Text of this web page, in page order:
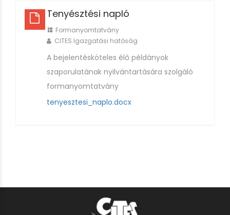
Tenyésztési napló
Formanyomtatvány
CITES Igazgatási hatóság
A bejelentésköteles élő példányok
szaporulatának nyilvántartására szolgáló
formanyomtatvány
tenyesztesi_naplo.docx